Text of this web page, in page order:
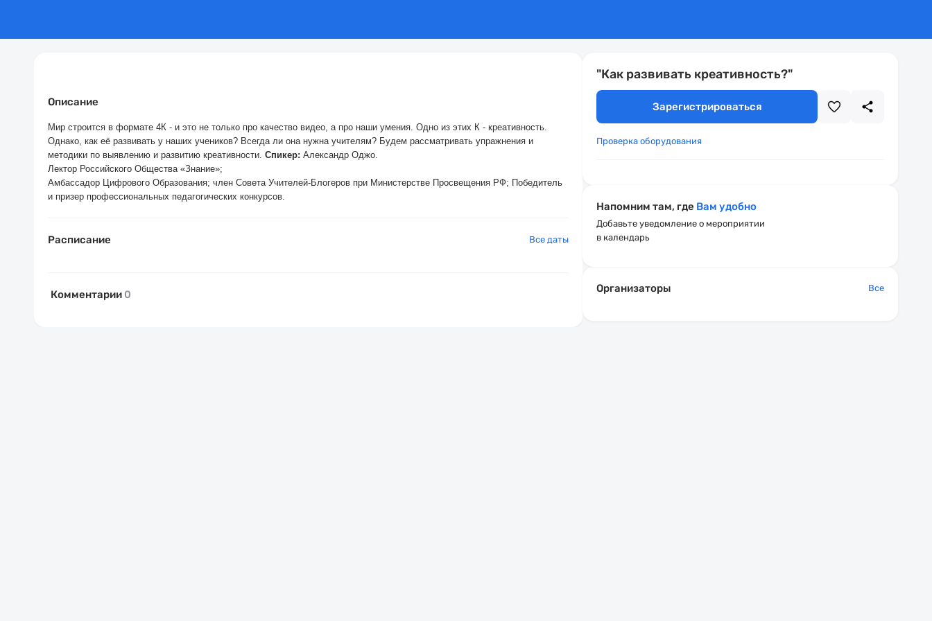
Описание
Мир строится в формате 4К - и это не только про качество видео, а про наши умения. Одно из этих К - креативность.
Однако, как её развивать у наших учеников? Всегда ли она нужна учителям? Будем рассматривать упражнения и
методики по выявлению и развитию креативности. Спикер: Александр Оджо.
Лектор Российского Общества «Знание»;
Амбассадор Цифрового Образования; член Совета Учителей-Блогеров при Министерстве Просвещения РФ; Победитель
и призер профессиональных педагогических конкурсов.
Расписание Все даты
Комментарии 0
"Как развивать креативность?"
Зарегистрироваться
Проверка оборудования
Напомним там, где Вам удобно
Добавьте уведомление о мероприятии
в календарь
Организаторы Все